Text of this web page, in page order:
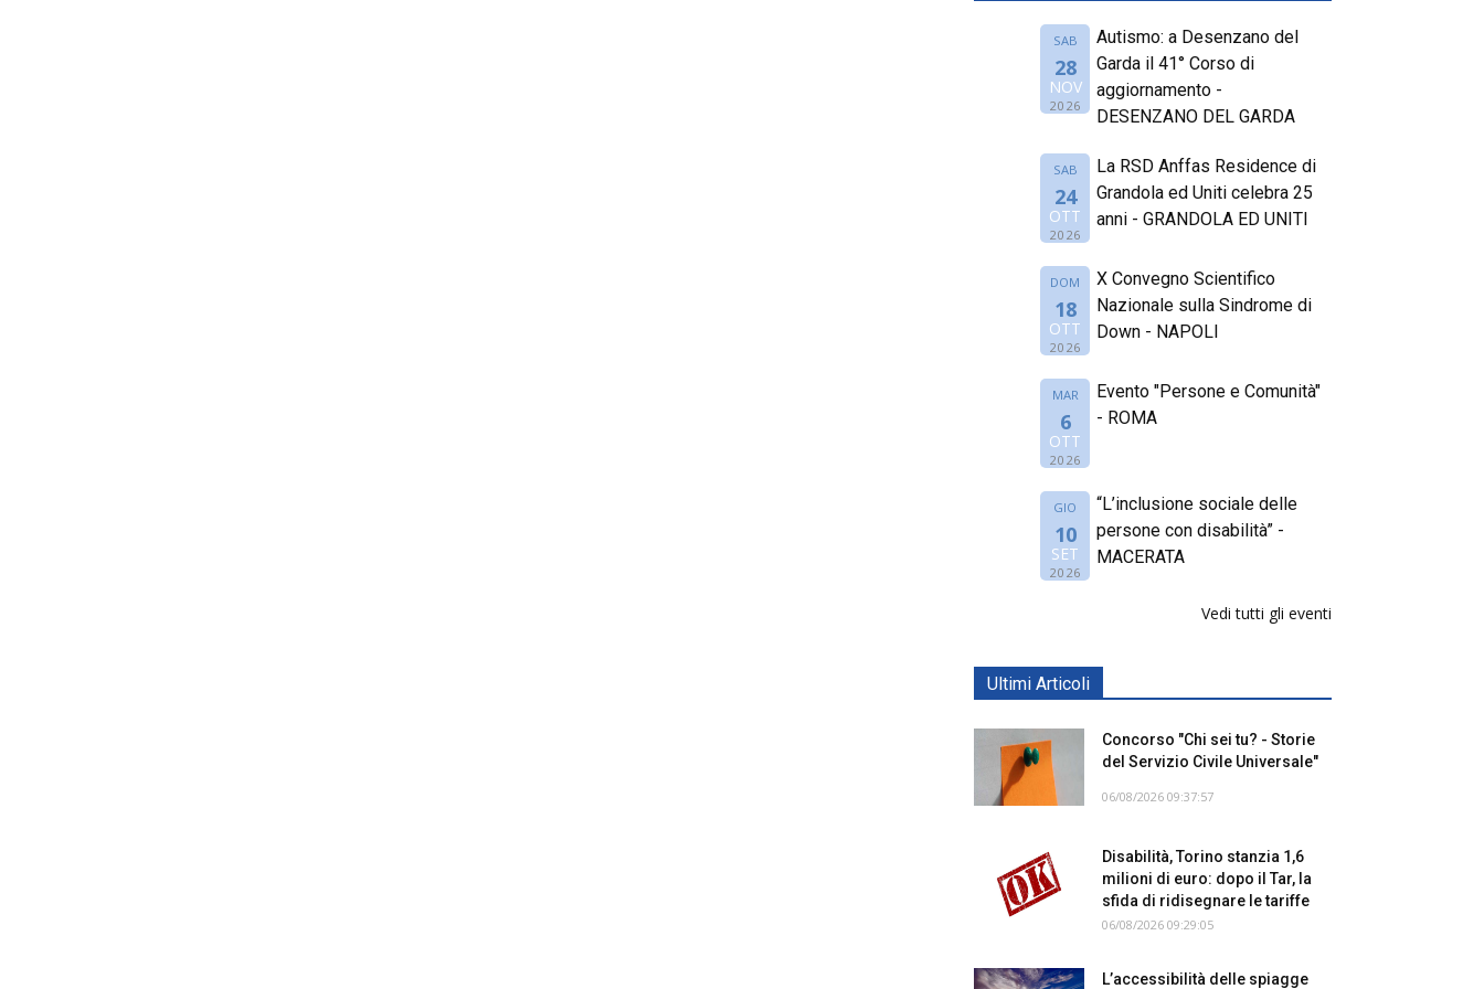
SAB
28
NOV
2026
Autismo: a Desenzano del
Garda il 41° Corso di
aggiornamento -
DESENZANO DEL GARDA
SAB
24
OTT
2026
La RSD Anffas Residence di
Grandola ed Uniti celebra 25
anni - GRANDOLA ED UNITI
DOM
18
OTT
2026
X Convegno Scientifico
Nazionale sulla Sindrome di
Down - NAPOLI
MAR
6
OTT
2026
Evento "Persone e Comunità"
- ROMA
GIO
10
SET
2026
“L’inclusione sociale delle
persone con disabilità” -
MACERATA
Vedi tutti gli eventi
Ultimi Articoli
Concorso "Chi sei tu? - Storie
del Servizio Civile Universale"
06/08/2026 09:37:57
Disabilità, Torino stanzia 1,6
milioni di euro: dopo il Tar, la
sfida di ridisegnare le tariffe
06/08/2026 09:29:05
L’accessibilità delle spiagge